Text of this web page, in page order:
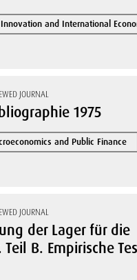
and International
JOURNAL
1975
and Public Finance
JOURNAL
der Lager für die
B. Empirische